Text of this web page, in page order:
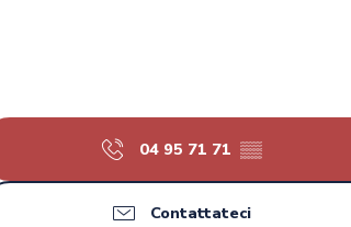
04 95 71 71 ▒▒
Contattateci